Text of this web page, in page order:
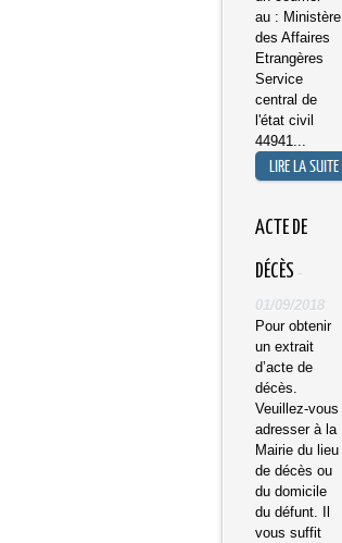
au : Ministère
des Affaires
Etrangères
Service
central de
l'état civil
44941...
​ACTE DE
DÉCÈS -
01/09/2018
Pour obtenir
un extrait
d’acte de
décès.
Veuillez-vous
adresser à la
Mairie du lieu
de décès ou
du domicile
du défunt. Il
vous suffit